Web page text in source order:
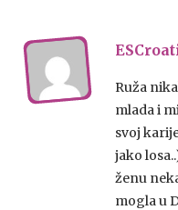
Ruža
mlada i
svoj
jako
ženu
mogla u